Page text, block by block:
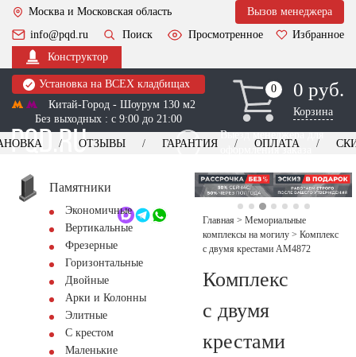
Москва и Московская область
Вызов менеджера
info@pqd.ru
Поиск Просмотренное
Избранное
Конструктор
Установка на ВСЕХ кладбищах
Китай-Город - Шоурум 130 м2
Без выходных : с 9:00 до 21:00
0
0 0 руб.
Корзина
Выезд менеджера для
оформления заказа
+7 (495) 518-44-23
Обратный звонок
ОТЗЫВЫ ГАРАНТИЯ ОПЛАТА
Памятники
Экономичные
Вертикальные
Фрезерные
Горизонтальные
Двойные
Арки и Колонны
Элитные
С крестом
Маленькие
Главная > Мемориальные
комплексы на могилу > Комплекс
с двумя крестами AM4872
Комплекс
с двумя
крестами